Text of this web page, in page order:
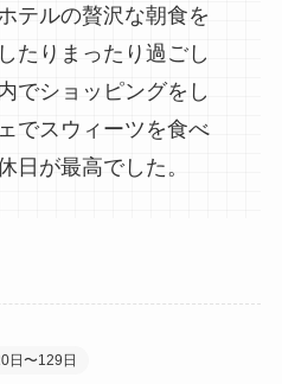
テルの贅沢な朝食を
たりまったり過ごし
でショッピングをし
でスウィーツを食べ
日が最高でした。
日〜129日